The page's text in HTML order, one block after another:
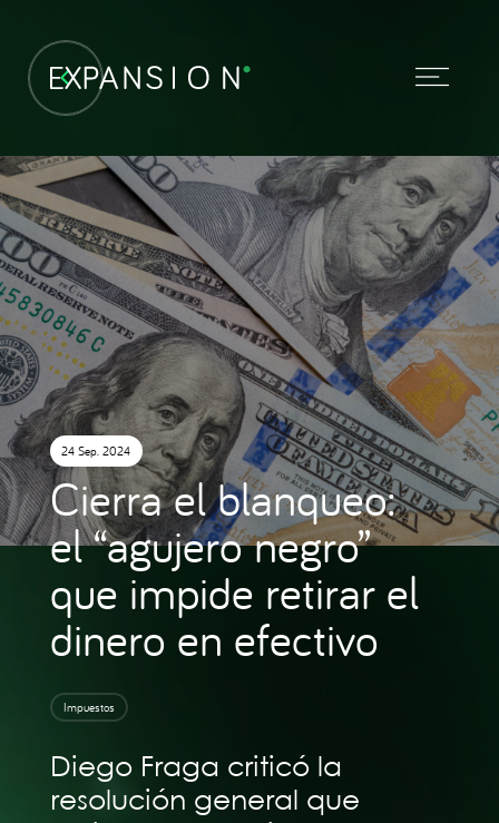
24 Sep. 2024
Cierra el blanqueo:
el “agujero negro”
que impide retirar el
dinero en efectivo
Impuestos
Diego Fraga criticó la
resolución general que